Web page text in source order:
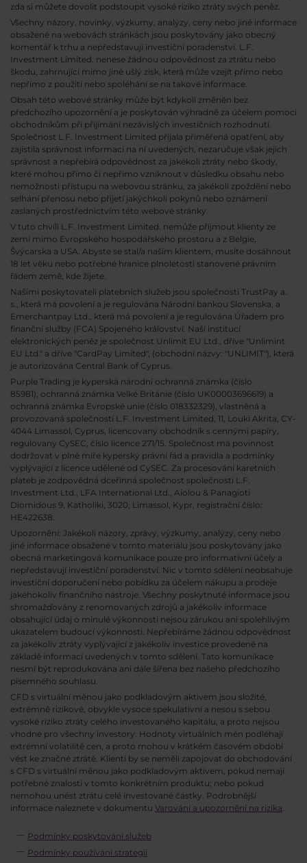
zda si můžete dovolit podstoupit vysoké riziko ztráty svých peněz.
Všechny názory, novinky, výzkumy, analýzy, ceny nebo jiné informace
obsažené na webovách stránkách jsou poskytovány jako obecný
komentář k trhu a nepředstavují investiční poradenství. L.F.
Investment Limited. nenese žádnou odpovědnost za ztrátu nebo
škodu, zahrnující mimo jiné ušlý zisk, která může vzejít přímo nebo
nepřímo z použití nebo spoléhání se na takové informace.
Obsah této webové stránky může být kdykoli změněn bez
předchozího upozornění a je poskytován výhradně za účelem pomoci
obchodníkům při přijímání nezávislých investičních rozhodnutí.
Společnost L.F. Investment Limited přijala přiměřená opatření, aby
zajistila správnost informací na ní uvedených, nezaručuje však jejich
správnost a nepřebírá odpovědnost za jakékoli ztráty nebo škody,
které mohou přímo či nepřímo vzniknout v důsledku obsahu nebo
nemožnosti přístupu na webovou stránku, za jakékoli zpoždění nebo
selhání přenosu nebo přijetí jakýchkoli pokynů nebo oznámení
zaslaných prostřednictvím této webové stránky.
V tuto chvíli L.F. Investment Limited. nemůže přijmout klienty ze
zemí mimo Evropského hospodářského prostoru a z Belgie,
Švýcarska a USA. Abyste se stal/a naším klientem, musíte dosáhnout
18 let věku nebo potřebné hranice plnoletosti stanovené právním
řádem země, kde žijete.
Našimi poskytovateli platebních služeb jsou společnosti TrustPay a.
s., která má povolení a je regulována Národní bankou Slovenska, a
Emerchantpay Ltd., která má povolení a je regulována Úřadem pro
finanční služby (FCA) Spojeného království. Naší institucí
elektronických peněz je společnost Unlimit EU Ltd., dříve "Unlimint
EU Ltd." a dříve "CardPay Limited", (obchodní názvy: "UNLIMIT"), která
je autorizována Central Bank of Cyprus.
Purple Trading je kyperská národní ochranná známka (číslo
85981), ochranná známka Velké Británie (číslo UK00003696619) a
ochranná známka Evropské unie (číslo 018332329), vlastněná a
provozovaná společností L.F. Investment Limited, 11, Louki Akrita, CY-
4044 Limassol, Cyprus, licencovaný obchodník s cennými papíry,
regulovaný CySEC, číslo licence 271/15. Společnost má povinnost
dodržovat v plné míře kyperský právní řád a pravidla a podmínky
vyplývající z licence udělené od CySEC. Za procesování karetních
plateb je zodpovědná dceřinná společnost společnosti L.F.
Investment Ltd., LFA International Ltd., Aiolou & Panagioti
Diomidous 9, Katholiki, 3020, Limassol, Kypr, registrační číslo:
HE422638.
Upozornění: Jakékoli názory, zprávy, výzkumy, analýzy, ceny nebo
jiné informace obsažené v tomto materiálu jsou poskytovány jako
obecná marketingová komunikace pouze pro informativní účely a
nepředstavují investiční poradenství. Nic v tomto sdělení neobsahuje
investiční doporučení nebo pobídku za účelem nákupu a prodeje
jakéhokoliv finančního nástroje. Všechny poskytnuté informace jsou
shromažďovány z renomovaných zdrojů a jakékoliv informace
obsahující údaj o minulé výkonnosti nejsou zárukou ani spolehlivým
ukazatelem budoucí výkonnosti. Nepřebíráme žádnou odpovědnost
za jakékoliv ztráty vyplývající z jakékoliv investice provedené na
základě informací uvedených v tomto sdělení. Tato komunikace
nesmí být reprodukována ani dále šířena bez našeho předchozího
písemného souhlasu.
CFD s virtuální měnou jako podkladovým aktivem jsou složité,
extrémně rizikové, obvykle vysoce spekulativní a nesou s sebou
vysoké riziko ztráty celého investovaného kapitálu, a proto nejsou
vhodné pro všechny investory. Hodnoty virtuálních měn podléhají
extrémní volatilitě cen, a proto mohou v krátkém časovém období
vést ke značné ztrátě. Klienti by se neměli zapojovat do obchodování
s CFD s virtuální měnou jako podkladovým aktivem, pokud nemají
potřebné znalosti v tomto konkrétním produktu; nebo pokud
nemohou unést ztrátu celé investované částky. Podrobnější
informace naleznete v dokumentu Varování a upozornění na rizika
Podmínky poskytování služeb
Podmínky používání strategií